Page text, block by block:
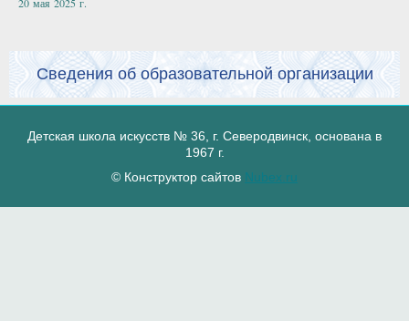
20 мая 2025 г.
Сведения об образовательной организации
Детская школа искусств № 36, г. Северодвинск, основана в
1967 г.
© Конструктор сайтов Nubex.ru